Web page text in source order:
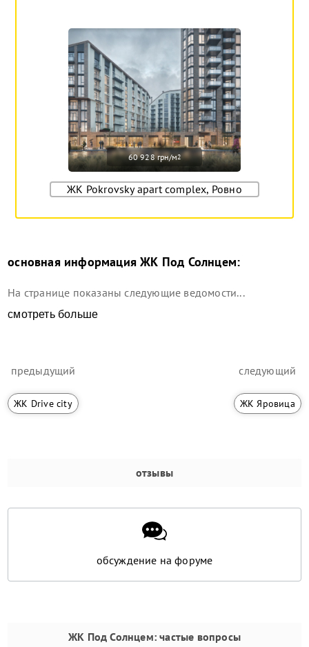
60 928 грн/м2
ЖК Pokrovsky apart complex, Ровно
основная информация ЖК Под Солнцем:
На странице показаны следующие ведомости...
смотреть больше
предыдущий
ЖК Drive city
следующий
ЖК Яровица
отзывы
обсуждение на форуме
ЖК Под Солнцем: частые вопросы